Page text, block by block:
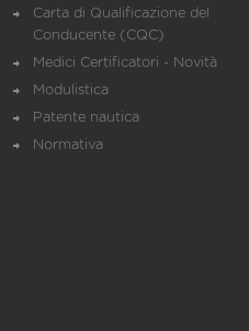
Carta di Qualificazione del
Conducente (CQC)
Medici Certificatori - Novità
Modulistica
Patente nautica
Normativa